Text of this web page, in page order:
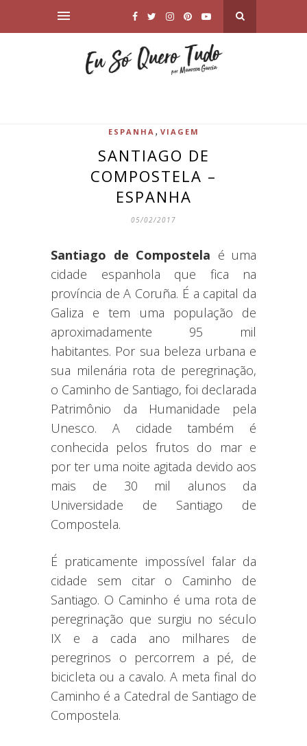
ESPANHA , VIAGEM
SANTIAGO DE
COMPOSTELA –
ESPANHA
05/02/2017
Santiago de Compostela é uma
cidade espanhola que fica na
província de A Coruña. É a capital da
Galiza e tem uma população de
aproximadamente 95 mil
habitantes. Por sua beleza urbana e
sua milenária rota de peregrinação,
o Caminho de Santiago, foi declarada
Patrimônio da Humanidade pela
Unesco. A cidade também é
conhecida pelos frutos do mar e
por ter uma noite agitada devido aos
mais de 30 mil alunos da
Universidade de Santiago de
Compostela.
É praticamente impossível falar da
cidade sem citar o Caminho de
Santiago. O Caminho é uma rota de
peregrinação que surgiu no século
IX e a cada ano milhares de
peregrinos o percorrem a pé, de
bicicleta ou a cavalo. A meta final do
Caminho é a Catedral de Santiago de
Compostela.